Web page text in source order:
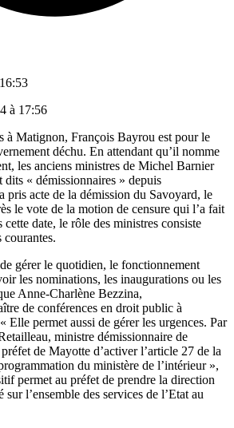
à 17:56
à Matignon, François Bayrou est pour le
déchu. En attendant qu’il nomme
les anciens ministres de Michel Barnier
dits « démissionnaires » depuis
pris acte de la démission du Savoyard, le
le vote de la motion de censure qui l’a fait
date, le rôle des ministres consiste
courantes.
gérer le quotidien, le fonctionnement
les nominations, les inaugurations ou les
Anne-Charlène Bezzina,
de conférences en droit public à
Elle permet aussi de gérer les urgences. Par
ministre démissionnaire de
de Mayotte d’activer l’article 27 de la
du ministère de l’intérieur »,
permet au préfet de prendre la direction
l’ensemble des services de l’Etat au